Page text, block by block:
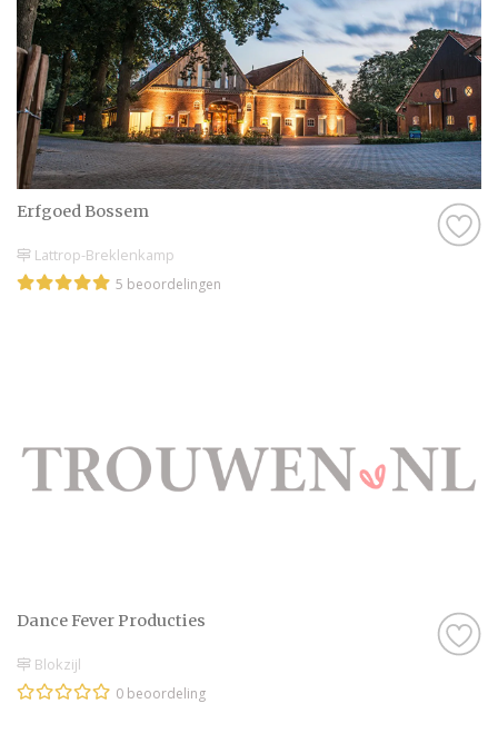
Erfgoed Bossem
Lattrop-Breklenkamp
5 beoordelingen
Dance Fever Producties
Blokzijl
0 beoordeling